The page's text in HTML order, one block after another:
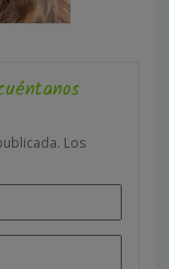
Los